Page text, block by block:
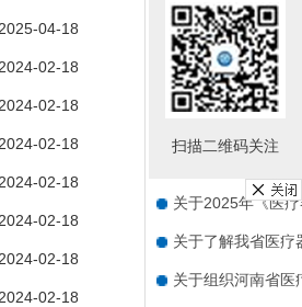
2025-04-18
2024-02-18
2024-02-18
2024-02-18
2024-02-18
2024-02-18
2024-02-18
2024-02-18
关于组织参加“中
关于组织开展“跨
关于新版《医疗器
关于2025年《医
关于了解我省医疗
关于组织河南省医
扫描二维码关注